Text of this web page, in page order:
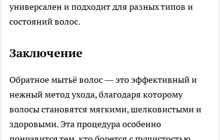
универсален и подходит для разных типов и
состояний волос.
Заключение
Обратное мытьё волос — это эффективный и
нежный метод ухода, благодаря которому
волосы становятся мягкими, шелковистыми и
здоровыми. Эта процедура особенно